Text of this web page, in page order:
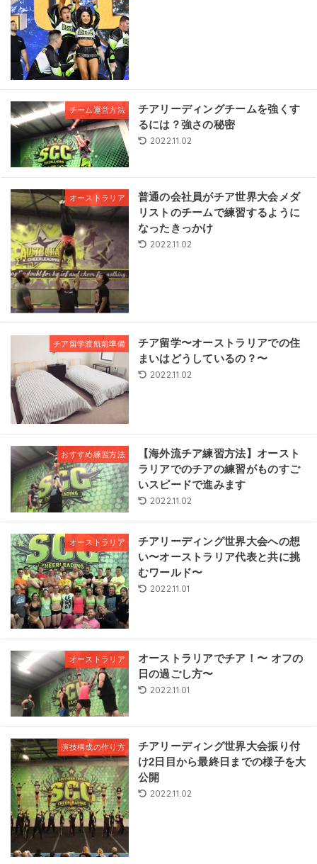
チーム運営方法
チアリーディングチームを強くす
るには？強さの秘密
2022.11.02
オーストラリア
普通の会社員がチア世界大会メダ
リストのチームで練習するように
なったきっかけ
2022.11.02
チア留学渡航前準備
チア留学〜オーストラリアでの住
まいはどうしているの？〜
2022.11.02
おすすめ練習方法
【海外流チア練習方法】オースト
ラリアでのチアの練習がものすご
いスピードで進みます
2022.11.02
オーストラリア
チアリーディング世界大会への想
い〜オーストラリア代表と共に挑
むワールド〜
2022.11.01
オーストラリア
オーストラリアでチア！〜 オフの
日の過ごし方〜
2022.11.01
演技構成の作り方
チアリーディング世界大会振り付
け2日目から最終日までの様子を大
公開
2022.11.02